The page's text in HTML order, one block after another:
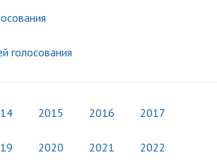
голосования
2015 2016 2017
2020 2021 2022